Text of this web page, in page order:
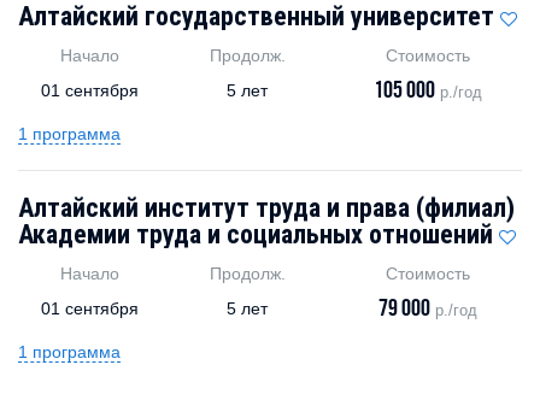
Алтайский государственный университет
Начало
01 сентября
Продолж.
5 лет
Стоимость
105 000р./год
1 программа
Алтайский институт труда и права (филиал)
Академии труда и социальных отношений
Начало
01 сентября
Продолж.
5 лет
Стоимость
79 000р./год
1 программа